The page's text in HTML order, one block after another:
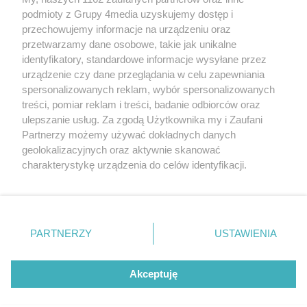
Redakcja Reklama Prywatność
Praca Łódź
the:protocol
Facebook.com
Youtube.com
podmioty z Grupy 4media uzyskujemy dostęp i
przechowujemy informacje na urządzeniu oraz
przetwarzamy dane osobowe, takie jak unikalne
identyfikatory, standardowe informacje wysyłane przez
urządzenie czy dane przeglądania w celu zapewniania
spersonalizowanych reklam, wybór spersonalizowanych
treści, pomiar reklam i treści, badanie odbiorców oraz
ulepszanie usług. Za zgodą Użytkownika my i Zaufani
Partnerzy możemy używać dokładnych danych
geolokalizacyjnych oraz aktywnie skanować
charakterystykę urządzenia do celów identyfikacji.
zmienić/wycofać klikając przycisk ustawień prywatności
znajdujący się w lewym dolnym rogu strony
. Niektóre
użytkownika, ale masz prawo sprzeciwić się takiemu
przetwarzaniu. Preferencje będą miały zastosowania tylko
PARTNERZY USTAWIENIA
Akceptuję